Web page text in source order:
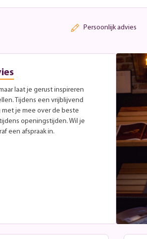
Persoonlijk advies
laat je gerust inspireren
Tijdens een vrijblijvend
je mee over de beste
openingstijden. Wil je
een afspraak in.